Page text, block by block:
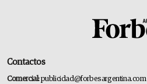
Contactos
Comercial:publicidad@forbesargentina.com